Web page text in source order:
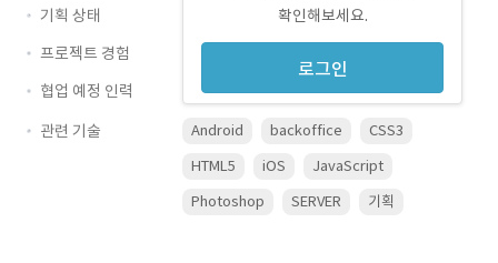
확인해보세요.
로그인
기획 상태
프로젝트 경험
협업 예정 인력
관련 기술
Android backoffice
CSS3
HTML5
iOS
JavaScript
Photoshop
SERVER 기획